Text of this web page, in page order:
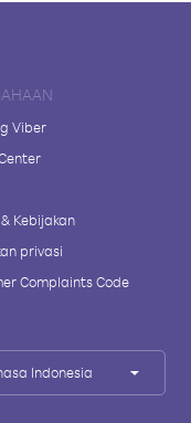
Viber
Kebijakan
privasi
Complaints Code
Indonesia